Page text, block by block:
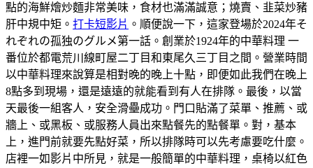
點的海鮮燴炒麵非常美味，食材也滿滿誠意；燒賣、韭菜炒豬
肝中規中矩。 打卡短影片 。順便說一下，這家登場於2024年そ
れぞれの孤独のグルメ第一話。創業於1924年的中華料理 一
番位於都電荒川線町屋二丁目和東尾久三丁目之間。營業時間
以中華料理來說算是相對晚的晚上十點，即便如此我們在晚上
8點多到現場，還是遠遠的就能看到有人在排隊。最後，以當
天最後一組客人，安全滑壘成功。門口貼滿了菜單、推薦、或
牆上、或黑板、或服務人員出來點餐先的點餐單。對，基本
上，進門前就要先點好菜，所以排隊時可以先考慮要吃什麼。
店裡一如影片中所見，就是一般簡單的中華料理，桌椅以紅色